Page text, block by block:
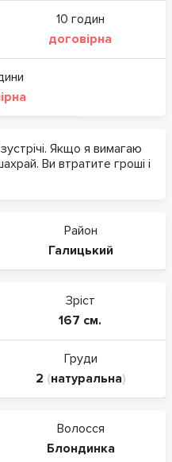
10 годин
договірна
Якщо я вимагаю
Ви втратите гроші і
Район
Галицький
Зріст
167 см.
Груди
2 (натуральна)
Волосся
Блондинка